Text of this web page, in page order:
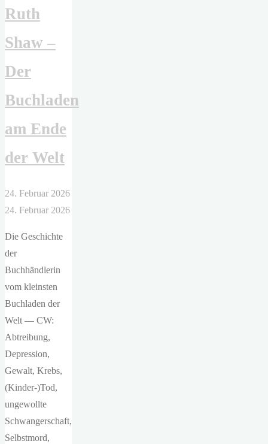
Ruth
Shaw –
Der
Buchladen
am Ende
der Welt
24. Februar 2026
24. Februar 2026
Die Geschichte
der
Buchhändlerin
vom kleinsten
Buchladen der
Welt — CW:
Abtreibung,
Depression,
Gewalt, Krebs,
(Kinder-)Tod,
ungewollte
Schwangerschaft,
Selbstmord,